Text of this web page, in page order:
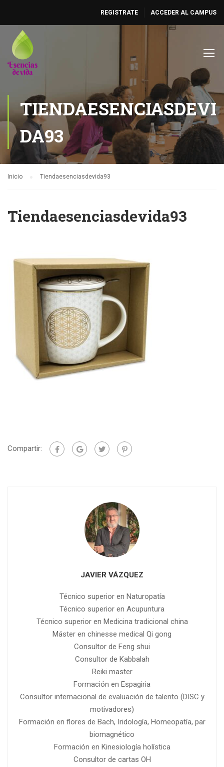
REGISTRATE ACCEDER AL CAMPUS
TIENDAESENCIASDEVI
DA93
Inicio Tiendaesenciasdevida93
Tiendaesenciasdevida93
Compartir:
JAVIER VÁZQUEZ
Técnico superior en Naturopatía
Técnico superior en Acupuntura
Técnico superior en Medicina tradicional china
Máster en chinesse medical Qi gong
Consultor de Feng shui
Consultor de Kabbalah
Reiki master
Formación en Espagiria
Consultor internacional de evaluación de talento (DISC y
motivadores)
Formación en flores de Bach, Iridología, Homeopatía, par
biomagnético
Formación en Kinesiología holística
Consultor de cartas OH